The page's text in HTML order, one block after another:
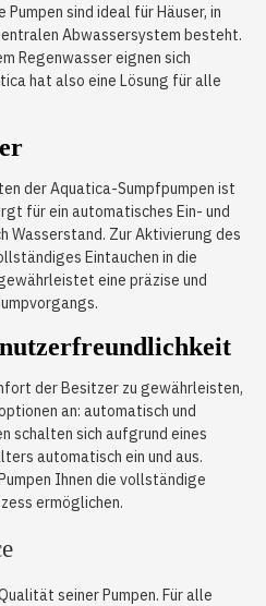
Pumpen sind ideal für Häuser, in
Abwassersystem besteht.
Regenwasser eignen sich
hat also eine Lösung für alle
der Aquatica-Sumpfpumpen ist
für ein automatisches Ein- und
Wasserstand. Zur Aktivierung des
Eintauchen in die
eine präzise und
der Besitzer zu gewährleisten,
an: automatisch und
schalten sich aufgrund eines
automatisch ein und aus.
Ihnen die vollständige
ermöglichen.
seiner Pumpen. Für alle